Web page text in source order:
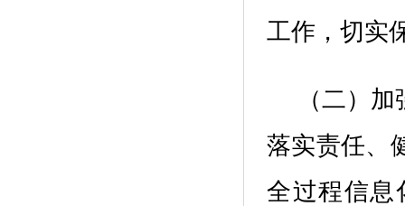
工作，切实
（二）加
落实责任、
全过程信息